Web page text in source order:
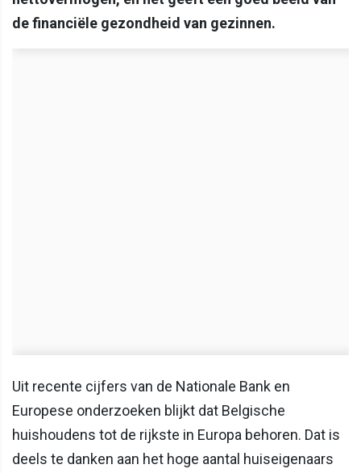
de financiële gezondheid van gezinnen.
Uit recente cijfers van de Nationale Bank en
Europese onderzoeken blijkt dat Belgische
huishoudens tot de rijkste in Europa behoren. Dat is
deels te danken aan het hoge aantal huiseigenaars